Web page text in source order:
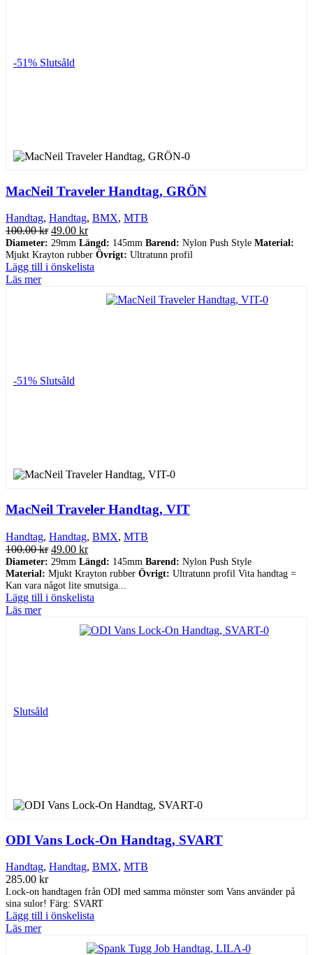
-51% Slutsåld
MacNeil Traveler Handtag, GRÖN
Handtag, Handtag, BMX, MTB
100.00kr Det
ursprungliga
priset
var:
49.00 krDet
nuvarande
priset
är:
Diameter: 29mm Längd: 145mm Barend: Nylon Push Style Material:
Mjukt Krayton rubber Övrigt: Ultratunn profil
Lägg till i önskelista
Läs mer
-51% Slutsåld
MacNeil Traveler Handtag, VIT
Handtag, Handtag, BMX, MTB
100.00kr Det
ursprungliga
priset
var:
100.00 kr.
49.00 krDet
nuvarande
priset
är:
49.00 kr.
Diameter: 29mm Längd: 145mm Barend: Nylon Push Style
Material: Mjukt Krayton rubber Övrigt: Ultratunn profil Vita handtag =
Kan vara något lite smutsiga...
Lägg till i önskelista
Läs mer
Slutsåld
ODI Vans Lock-On Handtag, SVART
Handtag, Handtag, BMX, MTB
285.00 kr
Lock-on handtagen från ODI med samma mönster som Vans använder på
sina sulor! Färg: SVART
Lägg till i önskelista
Läs mer